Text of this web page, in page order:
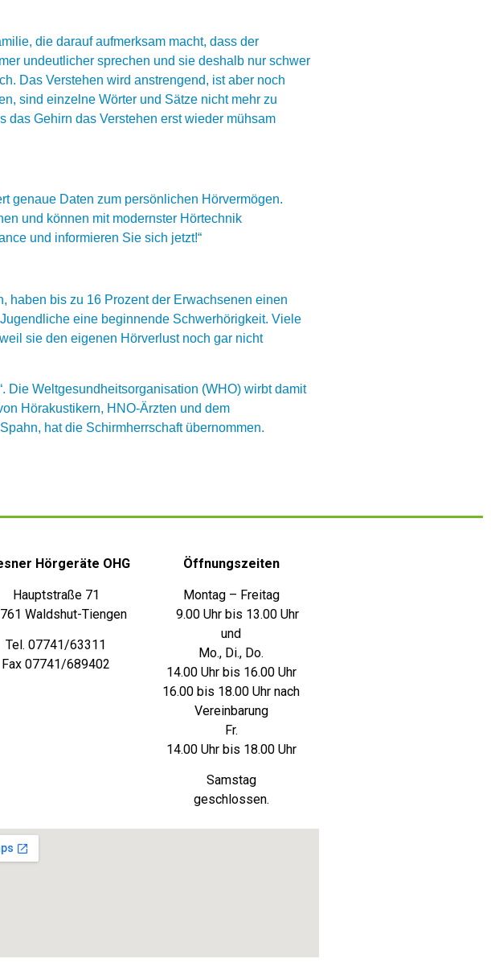
die darauf aufmerksam macht, dass der
undeutlicher sprechen und sie deshalb nur schwer
Das Verstehen wird anstrengend, ist aber noch
sind einzelne Wörter und Sätze nicht mehr zu
das Gehirn das Verstehen erst wieder mühsam
genaue Daten zum persönlichen Hörvermögen.
und können mit modernster Hörtechnik
und informieren Sie sich jetzt!“
haben bis zu 16 Prozent der Erwachsenen einen
eine beginnende Schwerhörigkeit. Viele
sie den eigenen Hörverlust noch gar nicht
Die Weltgesundheitsorganisation (WHO) wirbt damit
Hörakustikern, HNO-Ärzten und dem
hat die Schirmherrschaft übernommen.
Hörgeräte OHG
Hauptstraße 71
Waldshut-Tiengen
Tel. 07741/63311
Fax 07741/689402
Öffnungszeiten
Montag – Freitag
9.00 Uhr bis 13.00 Uhr
und
Mo., Di., Do.
14.00 Uhr bis 16.00 Uhr
16.00 bis 18.00 Uhr nach
Vereinbarung
Fr.
14.00 Uhr bis 18.00 Uhr
Samstag
geschlossen.